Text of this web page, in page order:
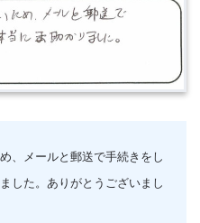
、メールと郵送で手続きをし
した。ありがとうございまし